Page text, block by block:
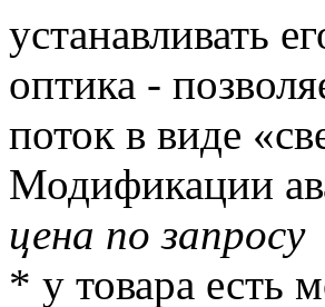
устанавливать
оптика -
поток в виде
Модификации
цена по запросу
* у товара есть